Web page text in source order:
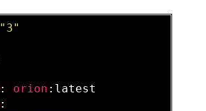
"3"
: orion :latest
: